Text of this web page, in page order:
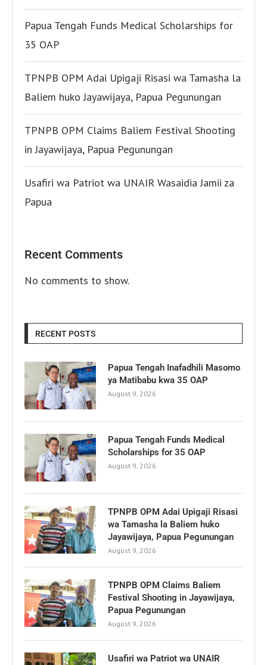
Papua Tengah Funds Medical Scholarships for
35 OAP
TPNPB OPM Adai Upigaji Risasi wa Tamasha la
Baliem huko Jayawijaya, Papua Pegunungan
TPNPB OPM Claims Baliem Festival Shooting
in Jayawijaya, Papua Pegunungan
Usafiri wa Patriot wa UNAIR Wasaidia Jamii za
Papua
Recent Comments
No comments to show.
RECENT POSTS
Papua Tengah Inafadhili Masomo
ya Matibabu kwa 35 OAP
August 9, 2026
Papua Tengah Funds Medical
Scholarships for 35 OAP
August 9, 2026
TPNPB OPM Adai Upigaji Risasi
wa Tamasha la Baliem huko
Jayawijaya, Papua Pegunungan
August 9, 2026
TPNPB OPM Claims Baliem
Festival Shooting in Jayawijaya,
Papua Pegunungan
August 9, 2026
Usafiri wa Patriot wa UNAIR